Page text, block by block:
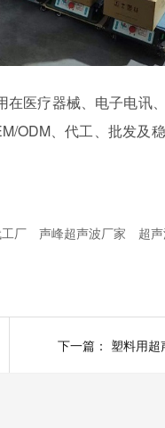
在医疗器械、电子电讯
ODM、代工、批发及
厂 声峰超声波厂家
超
下一篇： 塑料用